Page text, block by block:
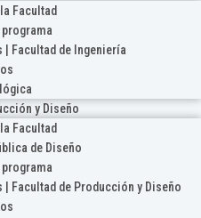
Facultad
| Facultad de Ingeniería
y Diseño
Facultad
de Diseño
| Facultad de Producción y Diseño